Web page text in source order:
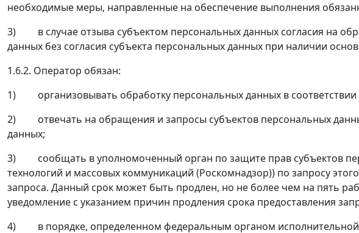
необходимые меры, направленные на обеспечение выполнения
3) в случае отзыва субъектом персональных данных согласия на
данных без согласия субъекта персональных данных при наличии
1.6.2. Оператор обязан:
1) организовывать обработку персональных данных в соответствии
2) отвечать на обращения и запросы субъектов персональных
данных;
3) сообщать в уполномоченный орган по защите прав субъектов
технологий и массовых коммуникаций (Роскомнадзор)) по запросу
запроса. Данный срок может быть продлен, но не более чем на пять
уведомление с указанием причин продления срока предоставления
4) в порядке, определенном федеральным органом исполнительной